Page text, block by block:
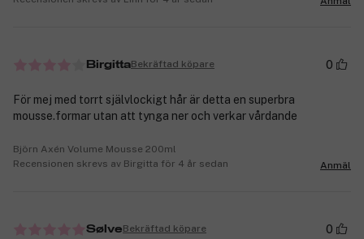
BirgittaBekräftad köpare 0
För mej med torrt självlockigt hår är detta en superbra
mousse.formar utan att tynga ner och verkar vårdande
Björn Axén Volume Mousse 200ml
Recensionen skrevs av Birgitta för 4 år sedan
Anmäl
SølveBekräftad köpare 0